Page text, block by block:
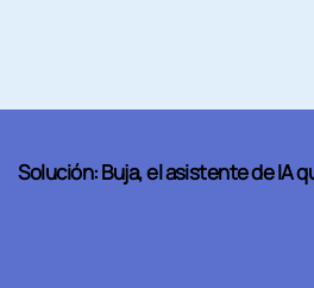
Solución: Buja, el asistente de IA